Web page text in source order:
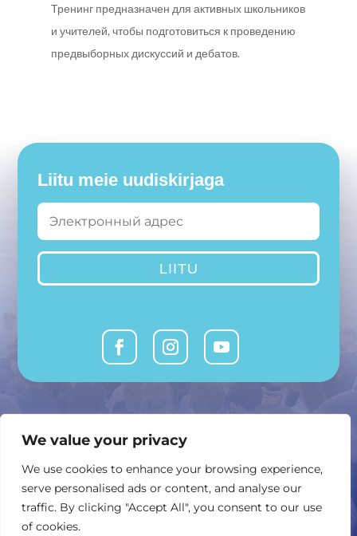
We value your privacy
We use cookies to enhance your browsing experience,
serve personalised ads or content, and analyse our
traffic. By clicking "Accept All", you consent to our use
of cookies.
Тренинг предназначен для активных школьников
и учителей, чтобы подготовиться к проведению
предвыборных дискуссий и дебатов.
Liitu meie uudiskirjaga
LIITU
MTÜ Avatud Vabariik
Ahtri 8, 10151 Tallinn